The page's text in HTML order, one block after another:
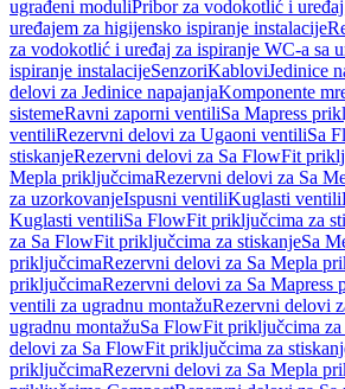
ugrađeni moduliPribor za vodokotlić i
uređajem za higijensko ispiranje instalacije
za vodokotlić i uređaj za ispiranje WC-a sa
ispiranje instalacijeSenzoriKabloviJedinice
delovi za Jedinice napajanjaKomponente
sistemeRavni zaporni ventiliSa Mapress
ventiliRezervni delovi za Ugaoni ventiliSa
stiskanjeRezervni delovi za Sa FlowFit
Mepla priključcimaRezervni delovi za Sa
za uzorkovanjeIspusni ventiliKuglasti ventili
Kuglasti ventiliSa FlowFit priključcima za
za Sa FlowFit priključcima za stiskanjeSa
priključcimaRezervni delovi za Sa Mepla
priključcimaRezervni delovi za Sa Mapress
ventili za ugradnu montažuRezervni delovi
ugradnu montažuSa FlowFit priključcima za
delovi za Sa FlowFit priključcima za
priključcimaRezervni delovi za Sa Mepla